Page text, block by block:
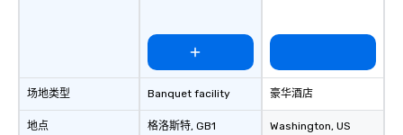
场地类型
地点
Banquet facility
格洛斯特, GB1
豪华酒店
Washington, US